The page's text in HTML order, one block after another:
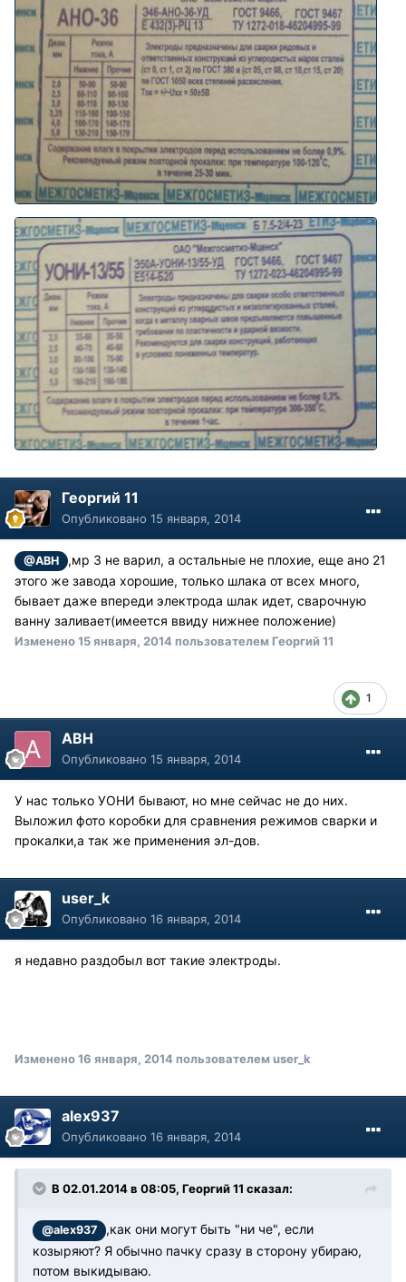
Георгий 11
Опубликовано 15 января, 2014
@АВН
,мр 3 не варил, а остальные не плохие, еще ано 21
этого же завода хорошие, только шлака от всех много,
бывает даже впереди электрода шлак идет, сварочную
ванну заливает(имеется ввиду нижнее положение)
Изменено15 января, 2014пользователем Георгий 11
1
АВН
Опубликовано 15 января, 2014
У нас только УОНИ бывают, но мне сейчас не до них.
Выложил фото коробки для сравнения режимов сварки и
прокалки,а так же применения эл-дов.
user_k
Опубликовано 16 января, 2014
я недавно раздобыл вот такие электроды.
Изменено16 января, 2014пользователем user_k
alex937
Опубликовано 16 января, 2014
В 02.01.2014 в 08:05, Георгий 11 сказал:
@alex937
,как они могут быть "ни че", если
козыряют? Я обычно пачку сразу в сторону убираю,
потом выкидываю.